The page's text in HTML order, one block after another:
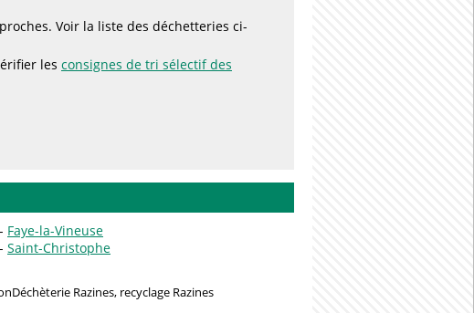
Voir la liste des déchetteries ci-
les consignes de tri sélectif des
Faye-la-Vineuse
Saint-Christophe
Déchèterie Razines, recyclage Razines